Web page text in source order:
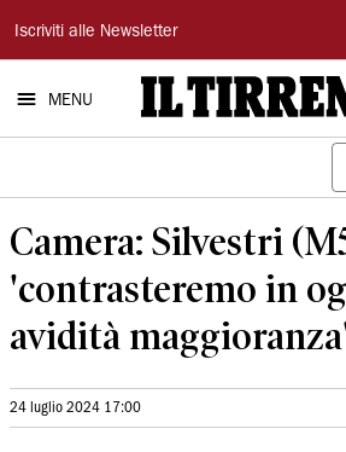
Il
Tirreno
Iscriviti alle Newsletter
MENU
Camera: Silvestri
'contrasteremo in
avidità
24 luglio 2024 17:00